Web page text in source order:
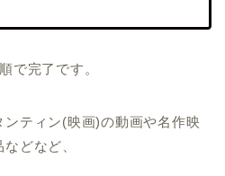
で完了です。
ティン(映画)の動画や名作映
どなど、